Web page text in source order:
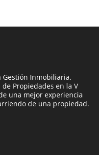
Gestión Inmobiliaria,
Propiedades en la V
una mejor experiencia
de una propiedad.